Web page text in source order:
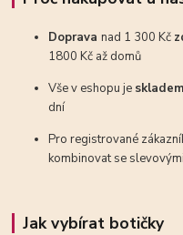
Dopravanad 1 300 Kč
1800 Kč až domů
Vše v eshopu je skladem
dní
Pro registrované
kombinovat se
Jak vybírat botičky